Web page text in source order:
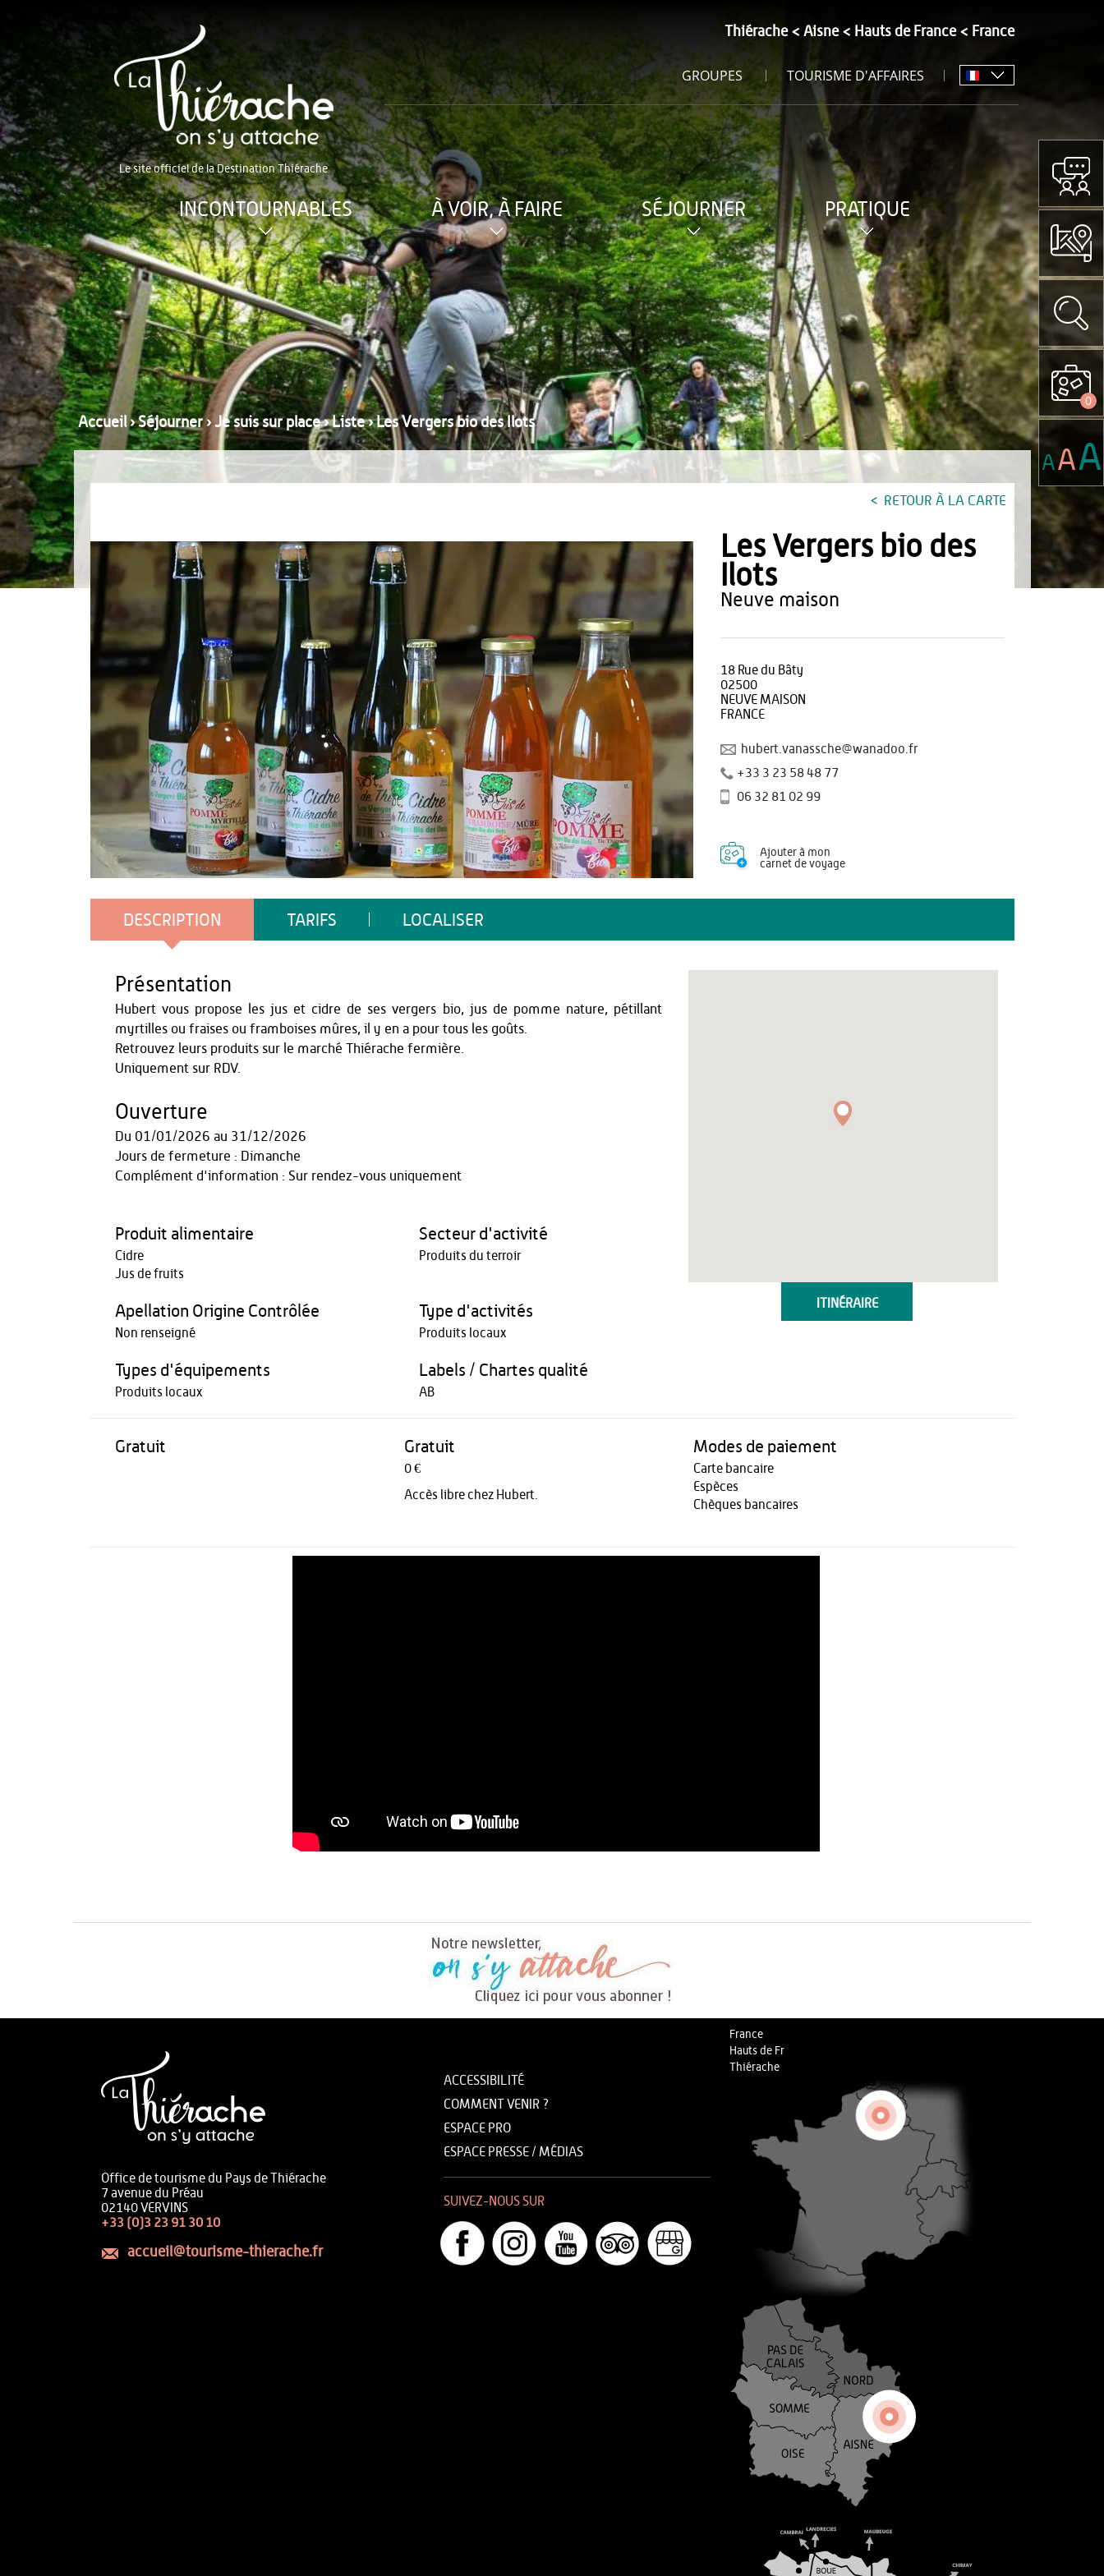
Le site officiel de la Destination Thiérache
Thiérache Aisne Hauts de France France
GROUPES TOURISME D'AFFAIRES
INCONTOURNABLES À VOIR, À FAIRE SÉJOURNER PRATIQUE
Accueil›Séjourner› Je suis sur place›Liste›Les Vergers bio des Ilots
RETOUR À LA CARTE
Les Vergers bio des
Ilots
neuve maison
18 Rue du Bâty
02500
NEUVE MAISON
FRANCE
hubert.vanassche@wanadoo.fr
+33 3 23 58 48 77
06 32 81 02 99
Ajouter à mon
carnet de voyage
DESCRIPTION TARIFS LOCALISER
ITINÉRAIRE
Présentation
Hubert vous propose les jus et cidre de ses vergers bio, jus de pomme nature, pétillant
myrtilles ou fraises ou framboises mûres, il y en a pour tous les goûts.
Retrouvez leurs produits sur le marché Thiérache fermière.
Uniquement sur RDV.
Ouverture
Du 01/01/2026 au 31/12/2026
Jours de fermeture : Dimanche
Complément d'information : Sur rendez-vous uniquement
Produit alimentaire
Cidre
Jus de fruits
Secteur d'activité
Produits du terroir
Apellation Origine Contrôlée
Non renseigné
Type d'activités
Produits locaux
Types d'équipements
Produits locaux
Labels / Chartes qualité
AB
Gratuit Gratuit
0 €
Accès libre chez Hubert.
Modes de paiement
Carte bancaire
Espèces
Chèques bancaires
Office de tourisme du Pays de Thiérache
7 avenue du Préau
02140 VERVINS
+33 (0)3 23 91 30 10
accueil@tourisme-thierache.fr
ACCESSIBILITÉ
COMMENT VENIR ?
ESPACE PRO
ESPACE PRESSE / MÉDIAS
SUIVEZ-NOUS SUR
France
Hauts de Fr
Thiérache
0
AAA